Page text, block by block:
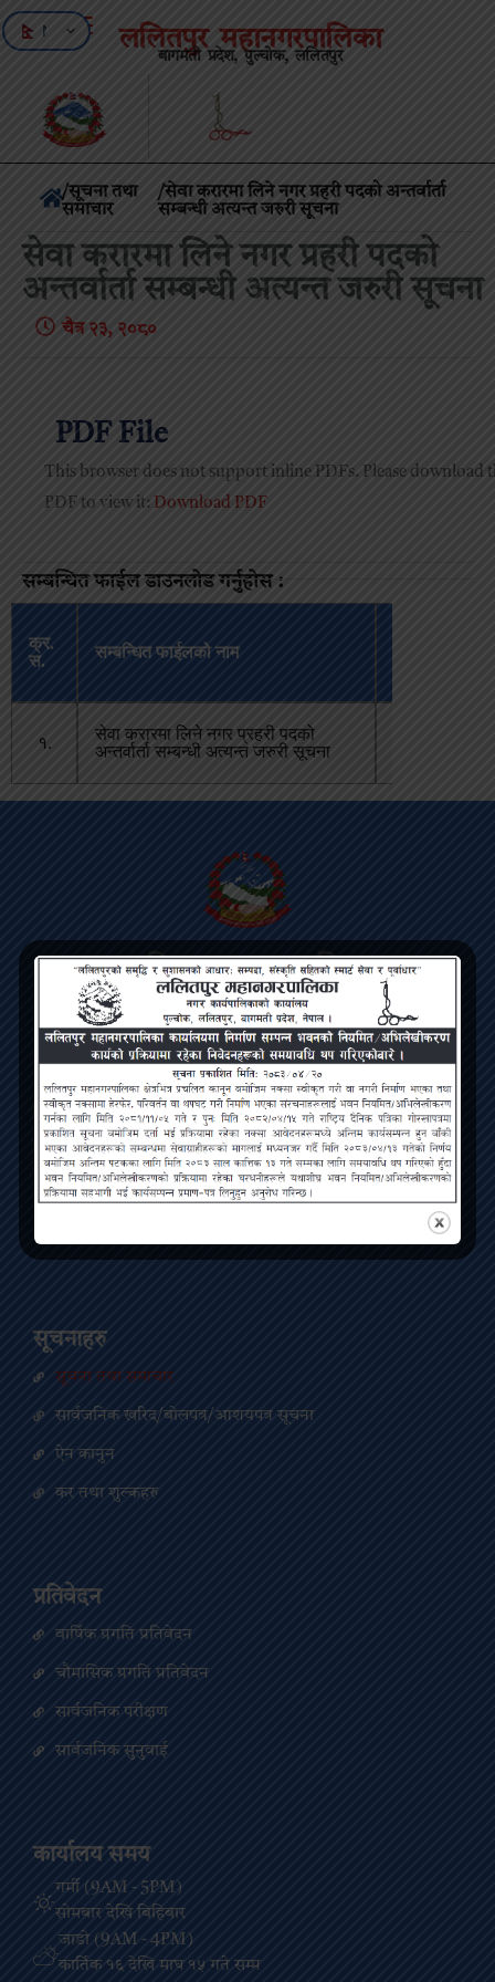
NE
ललितपुर महानगरपालिका
बागमती प्रदेश, पुल्चोक, ललितपुर
/सूचना तथा
समाचार
/सेवा करारमा लिने नगर प्रहरी पदको अन्तर्वार्ता
सम्बन्धी अत्यन्त जरुरी सूचना
सेवा करारमा लिने नगर प्रहरी पदको
अन्तर्वार्ता सम्बन्धी अत्यन्त जरुरी सूचना
चैत्र २३, २०८०
PDF File
This browser does not support inline PDFs. Please download
PDF to view it: Download PDF
सम्बन्धित फाईल डाउनलोड गर्नुहोस :
क्र.
स.
सम्बन्धित फाईलको नाम
१.
सेवा करारमा लिने नगर प्रहरी पदको
अन्तर्वार्ता सम्बन्धी अत्यन्त जरुरी सूचना
ललितपुर महानगरपालिका
बागमती प्रदेश, पुल्चोक, ललितपुर
सम्पर्क
ललितपुर महानगरपालिका, पुल्चोक, ललितपुर
info@lmc.gov.np
०१- ५४२२५६३
LMC Facebook Page
सूचनाहरु
सूचना तथा समाचार
सार्वजनिक खरिद/बोलपत्र/आशयपत्र सूचना
ऐन कानुन
कर तथा शुल्कहरु
प्रतिवेदन
वार्षिक प्रगति प्रतिवेदन
चौमासिक प्रगति प्रतिवेदन
सार्वजनिक परीक्षण
सार्वजनिक सुनुवाई
कार्यालय समय
गर्मी (9AM - 5PM)
सोमबार देखि बिहिबार
जाडो (9AM - 4PM)
कार्तिक १६ देखि माघ १५ गते सम्म